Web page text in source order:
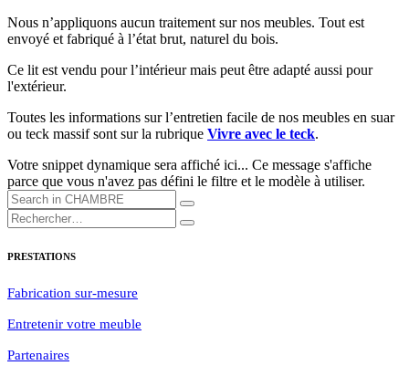
Nous n’appliquons aucun traitement sur nos meubles. Tout est
envoyé et fabriqué à l’état brut, naturel du bois.
Ce lit est vendu pour l’intérieur mais peut être adapté aussi pour
l'extérieur.
Toutes les informations sur l’entretien facile de nos meubles en suar
ou teck massif sont sur la rubrique Vivre avec le teck.
Votre snippet dynamique sera affiché ici... Ce message s'affiche
parce que vous n'avez pas défini le filtre et le modèle à utiliser.
PRESTATIONS
Fabrication sur-mesure​
Entretenir votre meuble
Partenaires